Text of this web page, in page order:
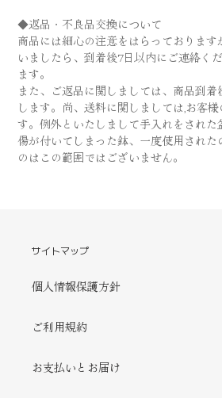
◆返品・不良品交換について
商品には細心の注意をはらっておりま
いましたら、到着後7日以内にご連絡く
ます。
また、ご返品に関しましては、商品到着
します。尚、送料に関しましては,お客
す。例外といたしまして手入れをされた
傷が付いてしまった鉢、一度使用された
のはこの範囲ではございません。
サイトマップ
個人情報保護方針
ご利用規約
お支払いとお届け